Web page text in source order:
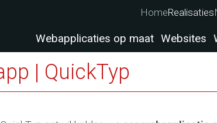
HomeRealisaties
Webapplicaties op maat Websites
| QuickTyp